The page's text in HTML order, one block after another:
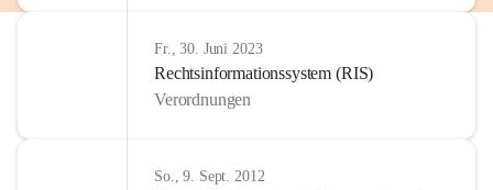
Fr., 30. Juni 2023
Rechtsinformationssystem (RIS)
Verordnungen
So., 9. Sept. 2012